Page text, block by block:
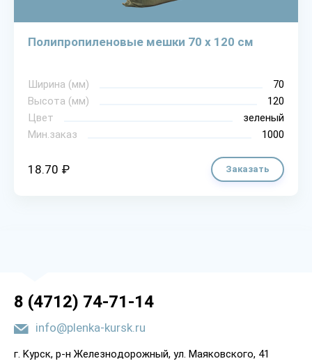
Полипропиленовые мешки 70 х 120 см
Ширина (мм)
70
Высота (мм)
120
Цвет
зеленый
Мин.заказ
1000
18.70 ₽ Заказать
8 (4712) 74-71-14
info@plenka-kursk.ru
г. Kypcк, p-н Жeлeзнoдopoжный, yл. Мaякoвcкoгo, 41